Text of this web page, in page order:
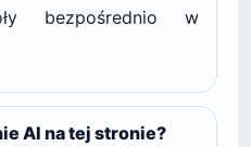
bezpośrednio w
AI na tej stronie?